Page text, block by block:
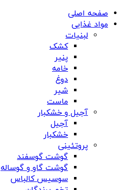
صفحه اصلی
مواد غذایی
لبنیات
کشک
پنیر
خامه
دوغ
شیر
ماست
آجیل و خشکبار
آجیل
خشکبار
پروتئینی
گوشت گوسفند
گوشت گاو و گوساله
سوسیس کالباس